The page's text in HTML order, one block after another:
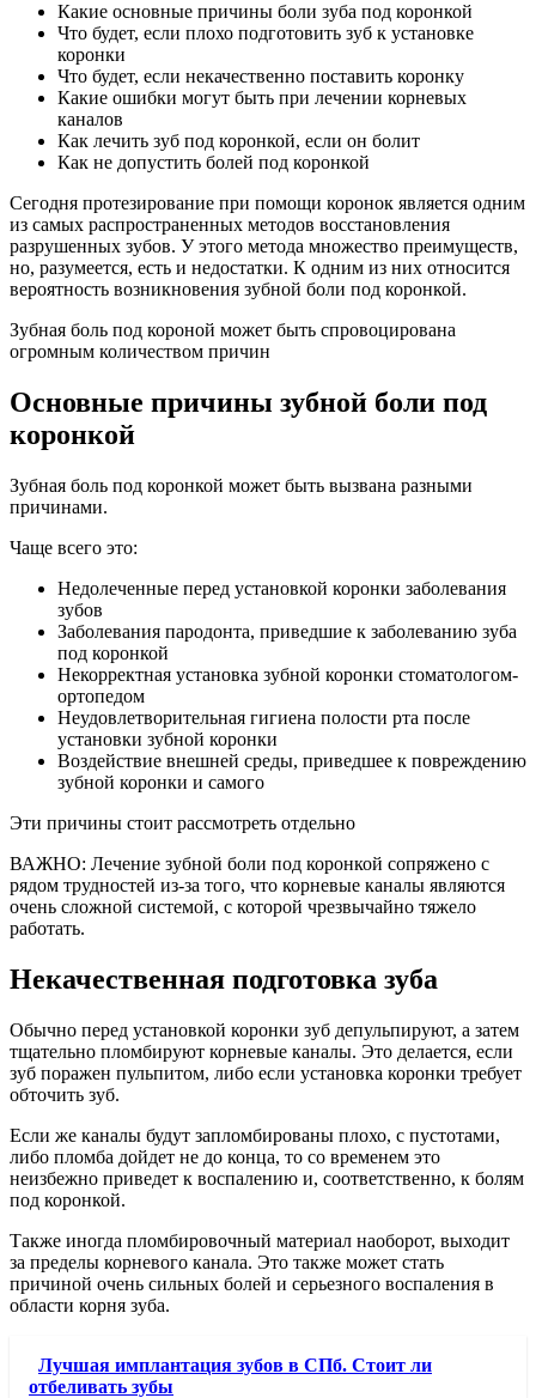
Какие основные причины боли зуба под коронкой
Что будет, если плохо подготовить зуб к установке
коронки
Что будет, если некачественно поставить коронку
Какие ошибки могут быть при лечении корневых
каналов
Как лечить зуб под коронкой, если он болит
Как не допустить болей под коронкой
Сегодня протезирование при помощи коронок является одним
из самых распространенных методов восстановления
разрушенных зубов. У этого метода множество преимуществ,
но, разумеется, есть и недостатки. К одним из них относится
вероятность возникновения зубной боли под коронкой.
Зубная боль под короной может быть спровоцирована
огромным количеством причин
Основные причины зубной боли под
коронкой
Зубная боль под коронкой может быть вызвана разными
причинами.
Чаще всего это:
Недолеченные перед установкой коронки заболевания
зубов
Заболевания пародонта, приведшие к заболеванию зуба
под коронкой
Некорректная установка зубной коронки стоматологом-
ортопедом
Неудовлетворительная гигиена полости рта после
установки зубной коронки
Воздействие внешней среды, приведшее к повреждению
зубной коронки и самого
Эти причины стоит рассмотреть отдельно
ВАЖНО: Лечение зубной боли под коронкой сопряжено с
рядом трудностей из-за того, что корневые каналы являются
очень сложной системой, с которой чрезвычайно тяжело
работать.
Некачественная подготовка зуба
Обычно перед установкой коронки зуб депульпируют, а затем
тщательно пломбируют корневые каналы. Это делается, если
зуб поражен пульпитом, либо если установка коронки требует
обточить зуб.
Если же каналы будут запломбированы плохо, с пустотами,
либо пломба дойдет не до конца, то со временем это
неизбежно приведет к воспалению и, соответственно, к болям
под коронкой.
Также иногда пломбировочный материал наоборот, выходит
за пределы корневого канала. Это также может стать
причиной очень сильных болей и серьезного воспаления в
области корня зуба.
Лучшая имплантация зубов в СПб. Стоит ли
отбеливать зубы